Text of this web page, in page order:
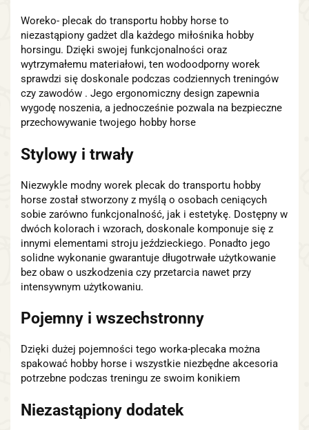
Woreko- plecak do transportu hobby horse to
niezastąpiony gadżet dla każdego miłośnika hobby
horsingu. Dzięki swojej funkcjonalności oraz
wytrzymałemu materiałowi, ten wodoodporny worek
sprawdzi się doskonale podczas codziennych treningów
czy zawodów . Jego ergonomiczny design zapewnia
wygodę noszenia, a jednocześnie pozwala na bezpieczne
przechowywanie twojego hobby horse
Stylowy i trwały
Niezwykle modny worek plecak do transportu hobby
horse został stworzony z myślą o osobach ceniących
sobie zarówno funkcjonalność, jak i estetykę. Dostępny w
dwóch kolorach i wzorach, doskonale komponuje się z
innymi elementami stroju jeździeckiego. Ponadto jego
solidne wykonanie gwarantuje długotrwałe użytkowanie
bez obaw o uszkodzenia czy przetarcia nawet przy
intensywnym użytkowaniu.
Pojemny i wszechstronny
Dzięki dużej pojemności tego worka-plecaka można
spakować hobby horse i wszystkie niezbędne akcesoria
potrzebne podczas treningu ze swoim konikiem
Niezastąpiony dodatek